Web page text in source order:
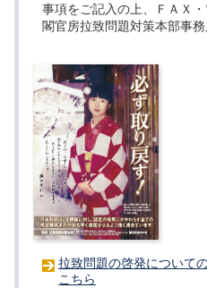
事項をご記入の上、ＦＡＸ
閣官房拉致問題対策本部事
拉致問題の啓発について
こちら